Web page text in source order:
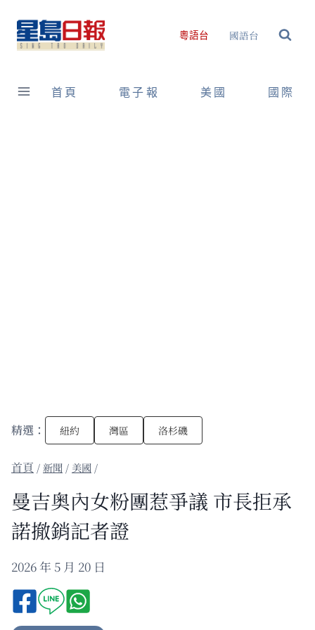
content
粵語台 國語台
首頁 電子報 美國 國際
精選： 紐約 灣區 洛杉磯
/新聞 / 美國 /
曼吉奥內女粉團惹爭議 市長拒承
諾撤銷記者證
2026 年 5 月 20 日